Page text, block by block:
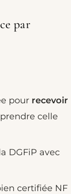
par
pour recevoir
celle
DGFiP avec
certifiée NF